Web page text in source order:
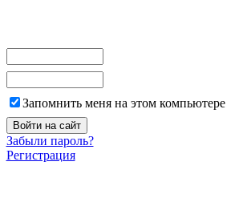
Запомнить меня на этом компьютере
Забыли пароль?
Регистрация